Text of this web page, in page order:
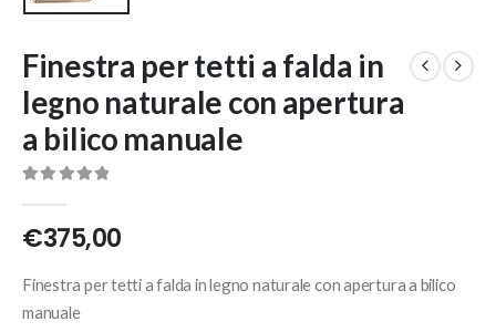
Finestra per tetti a falda in
legno naturale con apertura
a bilico manuale
€375,00
Finestra per tetti a falda in legno naturale con apertura a bilico
manuale